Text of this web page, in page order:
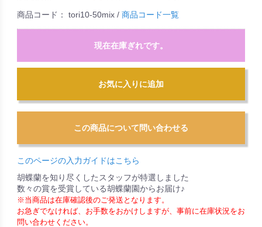
商品コード： tori10-50mix/ 商品コード一覧
現在在庫ぎれです。
お気に入りに追加
このページの入力ガイドはこちら
胡蝶蘭を知り尽くしたスタッフが特選しました
数々の賞を受賞している胡蝶蘭園からお届け♪
※当商品は在庫確認後のご発送となります。
お急ぎでなければ、お手数をおかけしますが、事前に在庫状況をお
問い合わせください。